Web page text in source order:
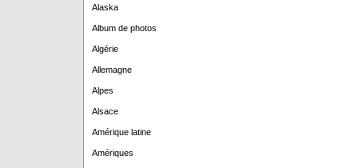
Alaska
Album de photos
Algérie
Allemagne
Alpes
Alsace
Amérique latine
Amériques